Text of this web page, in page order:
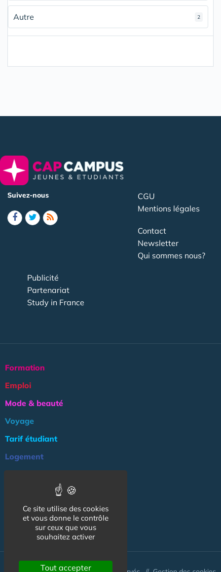
Autre 2
Suivez-nous
CGU
Mentions légales
Contact
Newsletter
Qui sommes nous?
Publicité
Partenariat
Study in France
Formation
Emploi
Mode & beauté
Voyage
Tarif étudiant
Logement
Association
NOS AUTRES SITES :
Ce site utilise des cookies
et vous donne le contrôle
sur ceux que vous
souhaitez activer
Tout accepter